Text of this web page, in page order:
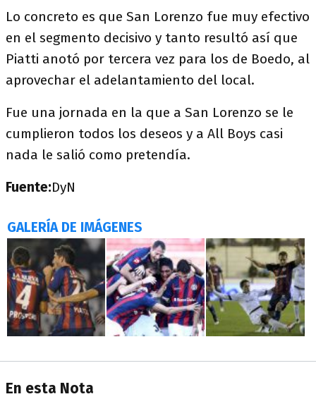
Lo concreto es que San Lorenzo fue muy efectivo
en el segmento decisivo y tanto resultó así que
Piatti anotó por tercera vez para los de Boedo, al
aprovechar el adelantamiento del local.
Fue una jornada en la que a San Lorenzo se le
cumplieron todos los deseos y a All Boys casi
nada le salió como pretendía.
Fuente:DyN
GALERÍA DE IMÁGENES
En esta Nota